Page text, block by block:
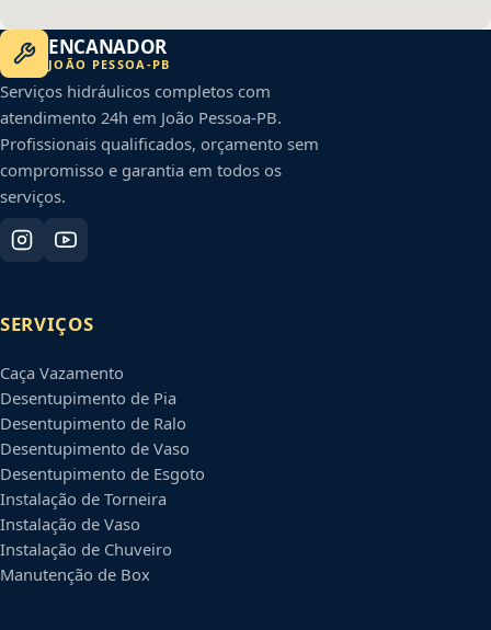
ENCANADOR
JOÃO PESSOA -PB
Serviços hidráulicos completos com
atendimento 24h em João Pessoa-PB.
Profissionais qualificados, orçamento sem
compromisso e garantia em todos os
serviços.
SERVIÇOS
Caça Vazamento
Desentupimento de Pia
Desentupimento de Ralo
Desentupimento de Vaso
Desentupimento de Esgoto
Instalação de Torneira
Instalação de Vaso
Instalação de Chuveiro
Manutenção de Box